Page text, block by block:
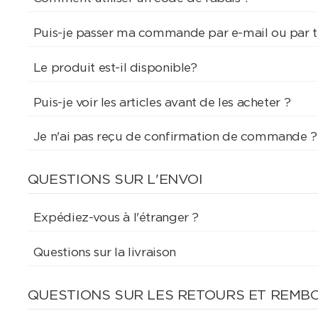
Puis-je passer ma commande par e-mail ou par
Le produit est-il disponible?
Puis-je voir les articles avant de les acheter ?
Je n'ai pas reçu de confirmation de commande ?
QUESTIONS SUR L'ENVOI
Expédiez-vous à l'étranger ?
Questions sur la livraison
QUESTIONS SUR LES RETOURS ET